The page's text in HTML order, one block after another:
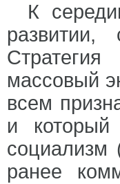
К
развитии,
массовый
всем
и который
социализм
ранее